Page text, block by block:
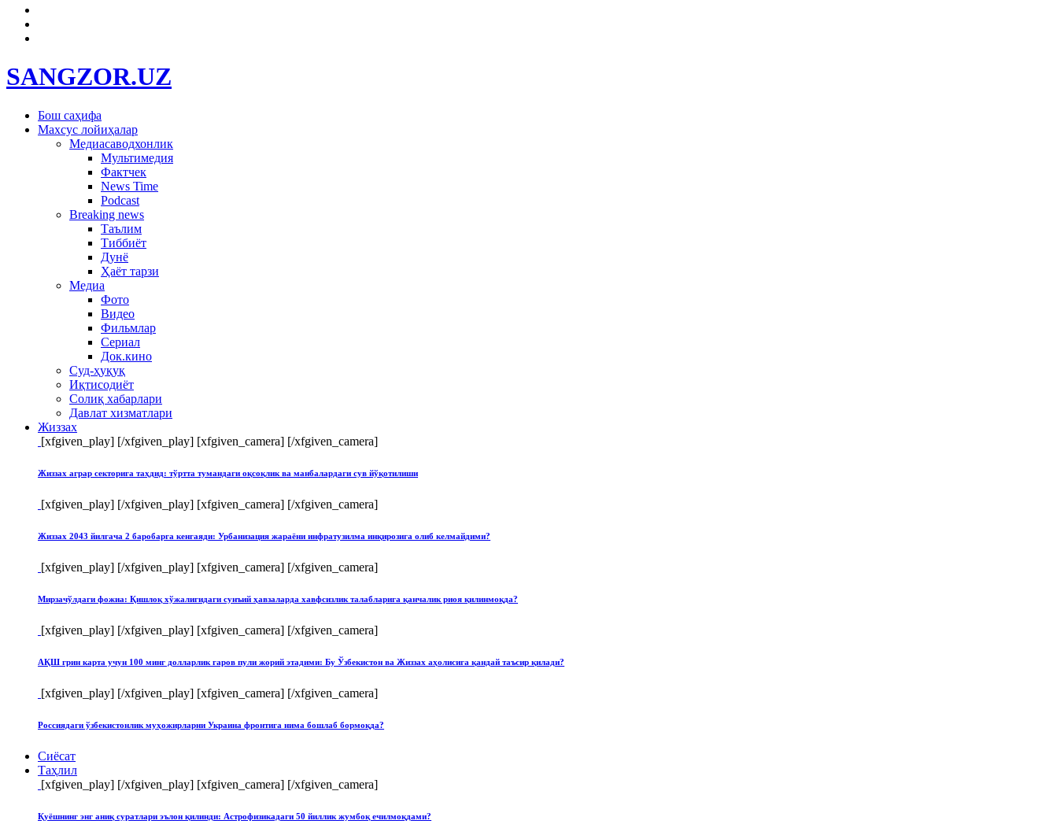
SANGZOR.UZ
Бош саҳифа
Махсус лойиҳалар
Медиасаводхонлик
Мультимедия
Фактчек
News Time
Podcast
Breaking news
Таълим
Тиббиёт
Дунё
Ҳаёт тарзи
Медиа
Фото
Видео
Фильмлар
Сериал
Док.кино
Суд-ҳуқуқ
Иқтисодиёт
Солиқ хабарлари
Давлат хизматлари
Жиззах
[xfgiven_play] [/xfgiven_play] [xfgiven_camera] [/xfgiven_camera]
Жиззах аграр секторига таҳдид: тўртта тумандаги оқсоқлик ва манбалардаги сув йўқотилиши
[xfgiven_play] [/xfgiven_play] [xfgiven_camera] [/xfgiven_camera]
Жиззах 2043 йилгача 2 баробарга кенгаяди: Урбанизация жараёни инфратузилма инқирозига олиб келмайдими?
[xfgiven_play] [/xfgiven_play] [xfgiven_camera] [/xfgiven_camera]
Мирзачўлдаги фожиа: Қишлоқ хўжалигидаги сунъий ҳавзаларда хавфсизлик талабларига қанчалик риоя қилинмоқда?
[xfgiven_play] [/xfgiven_play] [xfgiven_camera] [/xfgiven_camera]
АҚШ грин карта учун 100 минг долларлик гаров пули жорий этадими: Бу Ўзбекистон ва Жиззах аҳолисига қандай таъсир қилади?
[xfgiven_play] [/xfgiven_play] [xfgiven_camera] [/xfgiven_camera]
Россиядаги ўзбекистонлик муҳожирларни Украина фронтига нима бошлаб бормоқда?
Сиёсат
Таҳлил
[xfgiven_play] [/xfgiven_play] [xfgiven_camera] [/xfgiven_camera]
Қуёшнинг энг аниқ суратлари эълон қилинди: Астрофизикадаги 50 йиллик жумбоқ ечилмоқдами?